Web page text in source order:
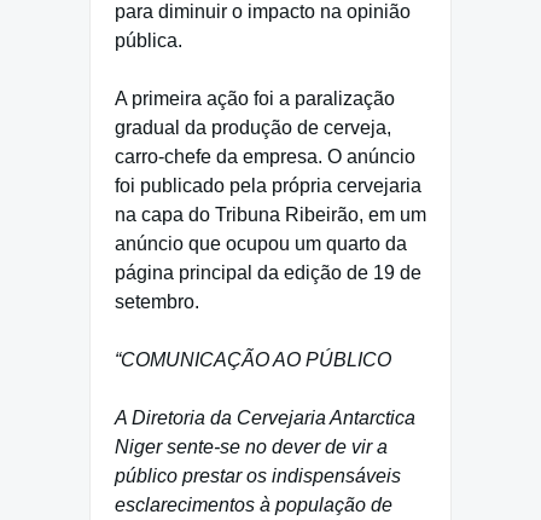
para diminuir o impacto na opinião
pública.
A primeira ação foi a paralização
gradual da produção de cerveja,
carro-chefe da empresa. O anúncio
foi publicado pela própria cervejaria
na capa do Tribuna Ribeirão, em um
anúncio que ocupou um quarto da
página principal da edição de 19 de
setembro.
“COMUNICAÇÃO AO PÚBLICO
A Diretoria da Cervejaria Antarctica
Niger sente-se no dever de vir a
público prestar os indispensáveis
esclarecimentos à população de